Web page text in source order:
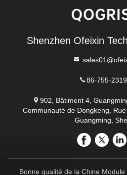
Shenzhen Ofeixin
86-755-
902, Bâtiment 4,
Communauté de Dongkeng,
Guangming,
Bonne qualité de la Chine